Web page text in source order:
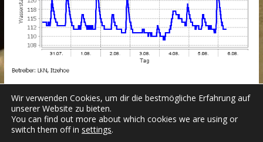
Datenschutzerklärung
Wir verwenden Cookies, um dir die bestmögliche Erfahrung auf
unserer Website zu bieten.
You can find out more about which cookies we are using or
switch them off in settings.